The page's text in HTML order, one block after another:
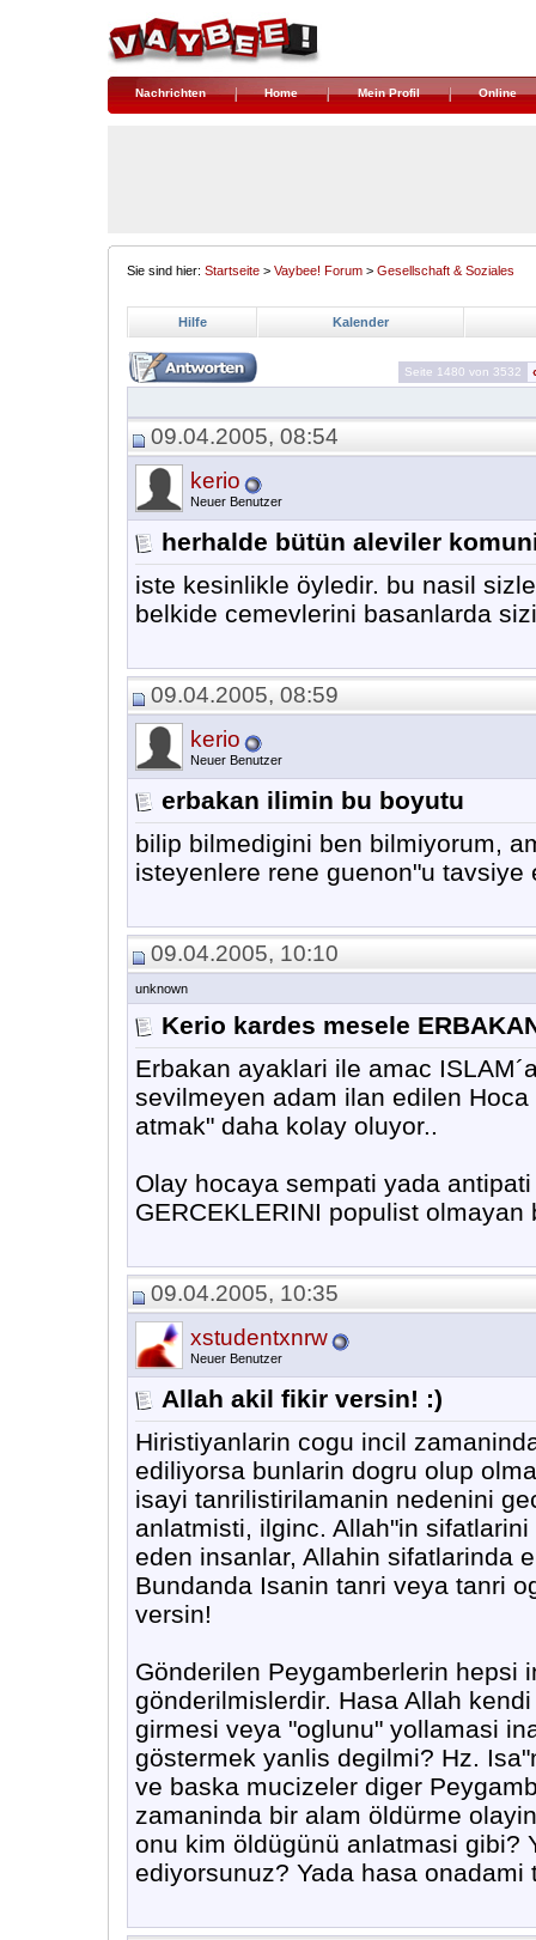
Nachrichten Home Mein Profil Online
Sie sind hier: Startseite > Vaybee! Forum > Gesellschaft & Soziales
Hilfe Kalender
Seite 1480 von 3532
09.04.2005, 08:54
kerio
Neuer Benutzer
herhalde bütün aleviler
iste kesinlikle öyledir. bu nasil
belkide cemevlerini basanlarda
09.04.2005, 08:59
kerio
Neuer Benutzer
erbakan ilimin bu boyutu
bilip bilmedigini ben bilmiyorum,
isteyenlere rene guenon"u tavsiye
09.04.2005, 10:10
unknown
Kerio kardes mesele
Erbakan ayaklari ile amac
sevilmeyen adam ilan edilen
atmak" daha kolay oluyor..
Olay hocaya sempati yada
GERCEKLERINI populist
09.04.2005, 10:35
xstudentxnrw
Neuer Benutzer
Allah akil fikir versin! :)
Hiristiyanlarin cogu incil
ediliyorsa bunlarin dogru olup
isayi tanrilistirilamanin nedenini
anlatmisti, ilginc. Allah"in
eden insanlar, Allahin sifatlarinda
Bundanda Isanin tanri veya tanri
versin!
Gönderilen Peygamberlerin hepsi
gönderilmislerdir. Hasa Allah
girmesi veya "oglunu" yollamasi
göstermek yanlis degilmi? Hz.
ve baska mucizeler diger
zamaninda bir alam öldürme
onu kim öldügünü anlatmasi gibi?
ediyorsunuz? Yada hasa